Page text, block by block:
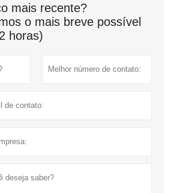
mais recente?
o mais breve possível
horas)